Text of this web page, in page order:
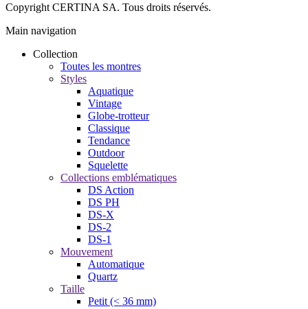
Copyright CERTINA SA. Tous droits réservés.
Main navigation
Collection
Toutes les montres
Styles
Aquatique
Vintage
Globe-trotteur
Classique
Tendance
Outdoor
Squelette
Collections emblématiques
DS Action
DS PH
DS-X
DS-2
DS-1
Mouvement
Automatique
Quartz
Taille
Petit (< 36 mm)